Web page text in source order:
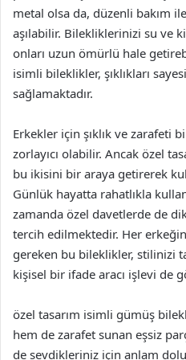
metal olsa da, düzenli bakım
aşılabilir. Bilekliklerinizi su ve
onları uzun ömürlü hale
isimli bileklikler, şıklıkları
sağlamaktadır.
Erkekler için şıklık ve zarafeti
zorlayıcı olabilir. Ancak özel
bu ikisini bir araya getirerek
Günlük hayatta rahatlıkla
zamanda özel davetlerde de
tercih edilmektedir. Her
gereken bu bileklikler, stilinizi
kişisel bir ifade aracı işlevi de
özel tasarım isimli gümüş
hem de zarafet sunan eşsiz
de sevdikleriniz için anlam